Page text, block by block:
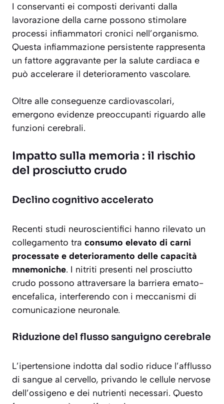
I conservanti ei composti derivanti dalla
lavorazione della carne possono stimolare
processi infiammatori cronici nell’organismo.
Questa infiammazione persistente rappresenta
un fattore aggravante per la salute cardiaca e
può accelerare il deterioramento vascolare.
Oltre alle conseguenze cardiovascolari,
emergono evidenze preoccupanti riguardo alle
funzioni cerebrali.
Impatto sulla memoria : il rischio
del prosciutto crudo
Declino cognitivo accelerato
Recenti studi neuroscientifici hanno rilevato un
collegamento tra consumo elevato di carni
processate e deterioramento delle capacità
mnemoniche. I nitriti presenti nel prosciutto
crudo possono attraversare la barriera emato-
encefalica, interferendo con i meccanismi di
comunicazione neuronale.
Riduzione del flusso sanguigno cerebrale
L’ipertensione indotta dal sodio riduce l’afflusso
di sangue al cervello, privando le cellule nervose
dell’ossigeno e dei nutrienti necessari. Questo